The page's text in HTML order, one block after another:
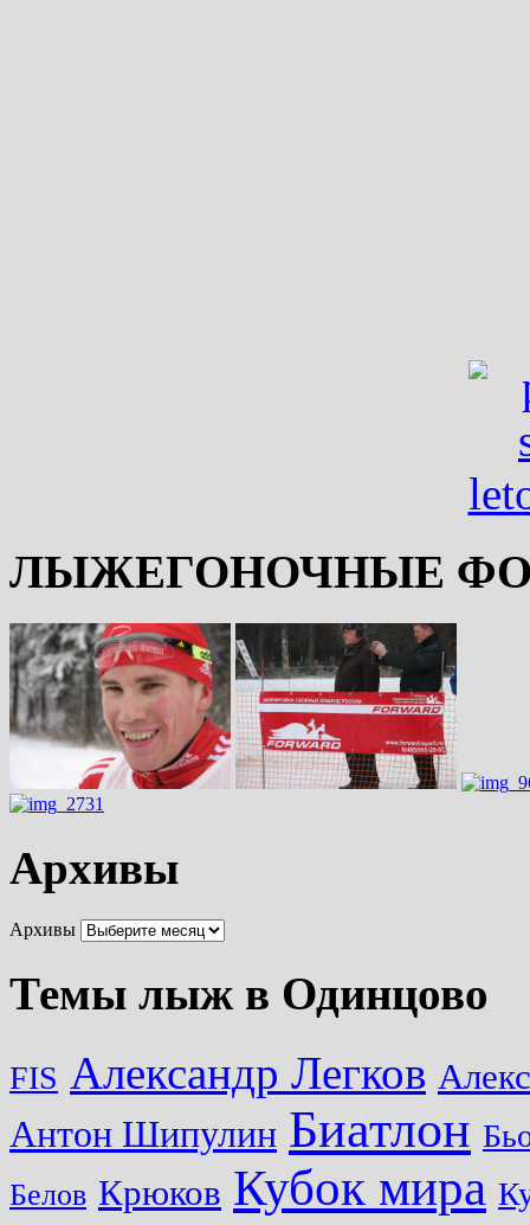
ЛЫЖЕГОНОЧНЫЕ
Архивы
Архивы
Темы лыж в Одинцово
FIS Александр Легков
Антон Шипулин Биатлон
Белов Крюков Кубок мира